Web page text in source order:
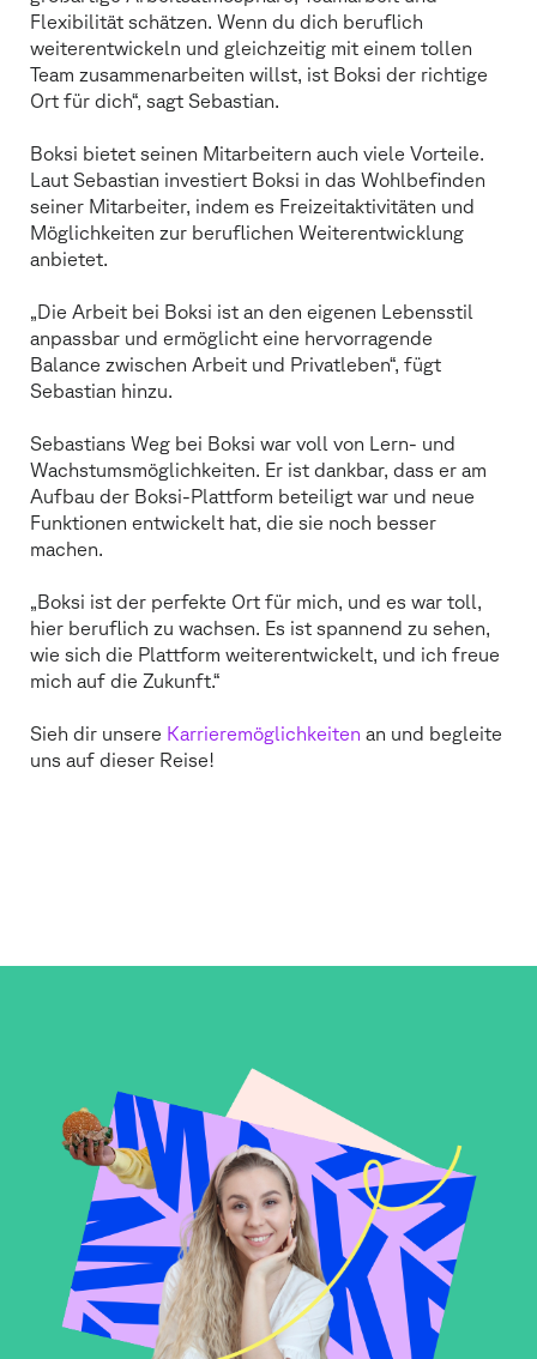
Flexibilität schätzen. Wenn du dich beruflich
weiterentwickeln und gleichzeitig mit einem tollen
Team zusammenarbeiten willst, ist Boksi der richtige
Ort für dich“, sagt Sebastian.
Boksi bietet seinen Mitarbeitern auch viele Vorteile.
Laut Sebastian investiert Boksi in das Wohlbefinden
seiner Mitarbeiter, indem es Freizeitaktivitäten und
Möglichkeiten zur beruflichen Weiterentwicklung
anbietet.
„Die Arbeit bei Boksi ist an den eigenen Lebensstil
anpassbar und ermöglicht eine hervorragende
Balance zwischen Arbeit und Privatleben“, fügt
Sebastian hinzu.
Sebastians Weg bei Boksi war voll von Lern- und
Wachstumsmöglichkeiten. Er ist dankbar, dass er am
Aufbau der Boksi-Plattform beteiligt war und neue
Funktionen entwickelt hat, die sie noch besser
machen.
„Boksi ist der perfekte Ort für mich, und es war toll,
hier beruflich zu wachsen. Es ist spannend zu sehen,
wie sich die Plattform weiterentwickelt, und ich freue
mich auf die Zukunft.“
Sieh dir unsere Karrieremöglichkeiten an und begleite
uns auf dieser Reise!